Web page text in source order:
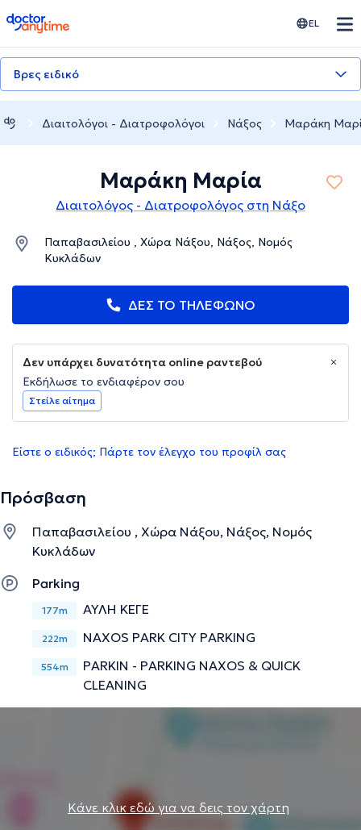
doctoranytime EL
Βρες ειδικό
Διαιτολόγοι - Διατροφολόγοι Νάξος Μαράκη
Μαράκη Μαρία
Διαιτολόγος - Διατροφολόγος στη Νάξο
Παπαβασιλείου , Χώρα Νάξου, Νάξος, Νομός
Κυκλάδων
ΔΕΣ ΤΟ ΤΗΛΕΦΩΝΟ
Δεν υπάρχει δυνατότητα online ραντεβού
Εκδήλωσε το ενδιαφέρον σου
Στείλε αίτημα
Είστε ο ειδικός; Πάρτε τον έλεγχο του προφίλ σας
Πρόσβαση
Παπαβασιλείου , Χώρα Νάξου, Νάξος, Νομός
Κυκλάδων
Parking
177m ΑΥΛΗ ΚΕΓΕ
222m NAXOS PARK CITY PARKING
554m
PARKIN - PARKING NAXOS & QUICK
CLEANING
Κάνε κλικ εδώ για να δεις τον χάρτη